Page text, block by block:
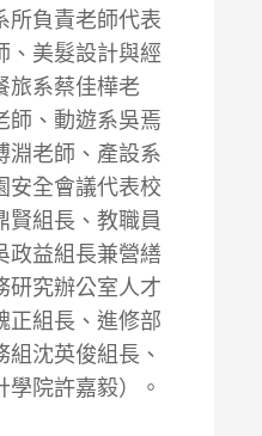
所負責老師代表
、美髮設計與經
旅系蔡佳樺老
師、動遊系吳焉
淵老師、產設系
安全會議代表校
賢組長、教職員
政益組長兼營繕
研究辦公室人才
正組長、進修部
沈英俊組長、
院許嘉毅）。